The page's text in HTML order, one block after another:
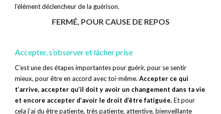
l’élément déclencheur de la guérison.
FERMÉ, POUR CAUSE DE REPOS
Accepter, s’observer et lâcher prise
C’est une des étapes importantes pour guérir, pour se sentir
mieux, pour être en accord avec toi-même. Accepter ce qui
t’arrive, accepter qu’il doit y avoir un changement dans ta vie
et encore accepter d’avoir le droit d’être fatiguée.Et pour
cela j’ai du être patiente, très patiente, attentive, bienveillante